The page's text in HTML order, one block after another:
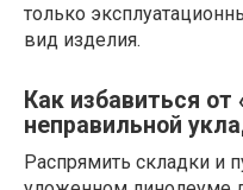
только
вид изделия.
Как избавиться от
неправильной
Распрямить складки и